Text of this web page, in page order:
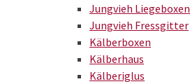
Jungvieh Liegeboxen
Jungvieh Fressgitter
Kälberboxen
Kälberhaus
Kälberiglus